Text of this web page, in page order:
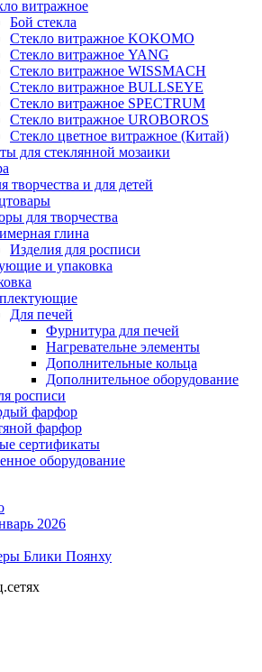
витражное
Бой стекла
Стекло витражное KOKOMO
Стекло витражное YANG
Стекло витражное WISSMACH
Стекло витражное BULLSEYE
Стекло витражное SPECTRUM
Стекло витражное UROBOROS
Стекло цветное витражное (Китай)
для стеклянной мозаики
творчества и для детей
для творчества
глина
Изделия для росписи
и упаковка
Для печей
Фурнитура для печей
Нагревательне элементы
Дополнительные кольца
Дополнительное оборудование
росписи
фарфор
фарфор
сертификаты
оборудование